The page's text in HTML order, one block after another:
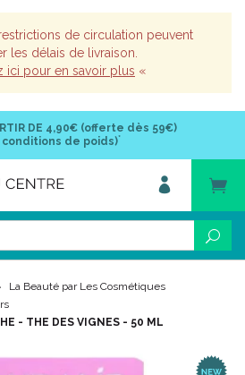
de circulation peuvent
les délais de livraison.
ici pour en savoir plus «
DE 4,90€ (offerte dès 59€)
conditions de poids)*
La Beauté par Les Cosmétiques
- THE DES VIGNES - 50 ML